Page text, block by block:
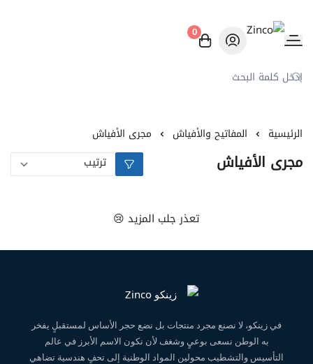
Zinco
0
الرئيسية المفاتيح والأفياش مجرى الأفياش
مجرى الأفياش
تعذر جلب المزيد 😢
في زينكو، لا نصنع مجرد منتجات بل نضع حجر الأساس لمستقبلٍ يفخر
به الوطن نسعى بوعيٍ وشغف لأن نكون الاسم الأبرز في عالم
التأسيس والتشطيب محولين المواد الوطنية إلى تحفٍ هندسية تضاهي